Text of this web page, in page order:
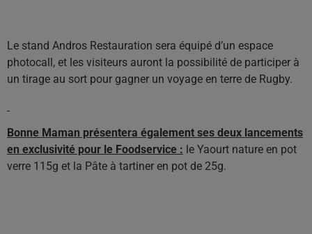
Le stand Andros Restauration sera équipé d’un espace
photocall, et les visiteurs auront la possibilité de participer à
un tirage au sort pour gagner un voyage en terre de Rugby.
Bonne Maman présentera également ses deux lancements
en exclusivité pour le Foodservice : le Yaourt nature en pot
verre 115g et la Pâte à tartiner en pot de 25g.